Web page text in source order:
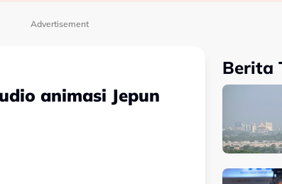
Advertisement
animasi Jepun
Berita